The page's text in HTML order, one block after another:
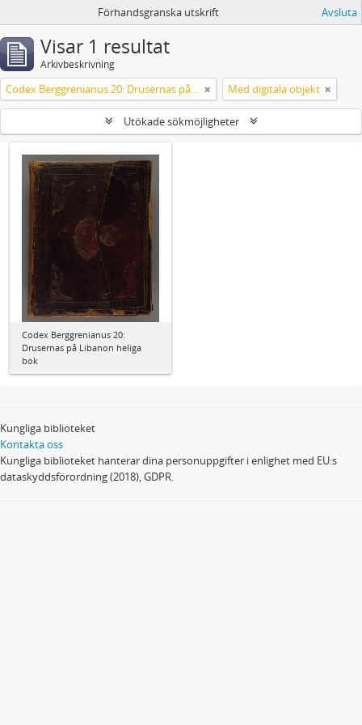
Förhandsgranska utskrift Avsluta
Visar 1 resultat
Arkivbeskrivning
Codex Berggrenianus 20: Drusernas på Libanon heliga bok Med digitala objekt
Utökade sökmöjligheter
Codex Berggrenianus 20:
Drusernas på Libanon heliga
bok
Kungliga biblioteket
Kontakta oss
Kungliga biblioteket hanterar dina personuppgifter i enlighet med EU:s
dataskyddsförordning (2018), GDPR.